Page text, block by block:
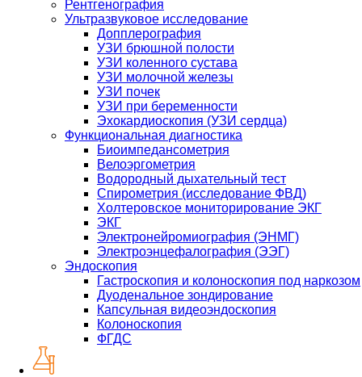
Рентгенография
Ультразвуковое исследование
Допплерография
УЗИ брюшной полости
УЗИ коленного сустава
УЗИ молочной железы
УЗИ почек
УЗИ при беременности
Эхокардиоскопия (УЗИ сердца)
Функциональная диагностика
Биоимпедансометрия
Велоэргометрия
Водородный дыхательный тест
Спирометрия (исследование ФВД)
Холтеровское мониторирование ЭКГ
ЭКГ
Электронейромиография (ЭНМГ)
Электроэнцефалография (ЭЭГ)
Эндоскопия
Гастроскопия и колоноскопия под наркозом
Дуоденальное зондирование
Капсульная видеоэндоскопия
Колоноскопия
ФГДС